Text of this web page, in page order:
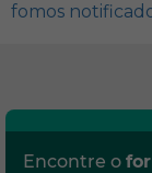
fomos
Encontre o